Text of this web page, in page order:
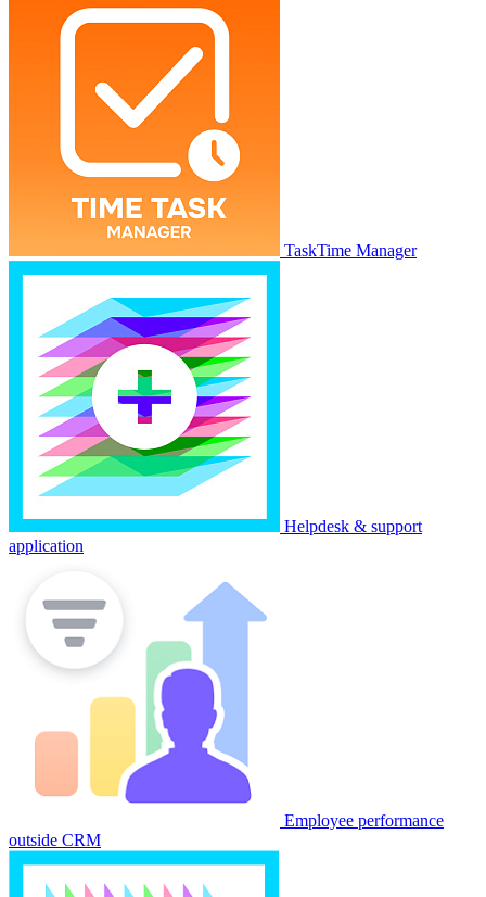
TaskTime Manager
Helpdesk & support
application
Employee performance
outside CRM